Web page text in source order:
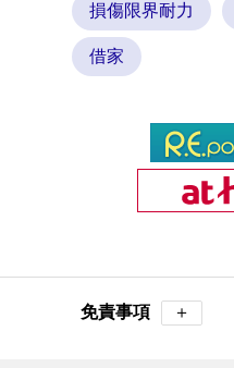
損傷限界耐力
借家
免責事項 ＋